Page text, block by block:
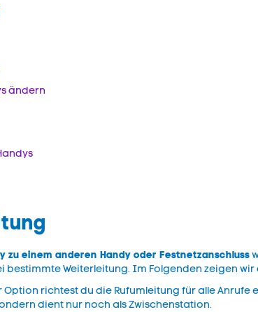
ändern
zu einem anderen Handy oder Festnetzanschluss
Weiterleitung. Im Folgenden zeigen
Option richtest du die Rufumleitung für alle
dient nur noch als Zwischenstation.